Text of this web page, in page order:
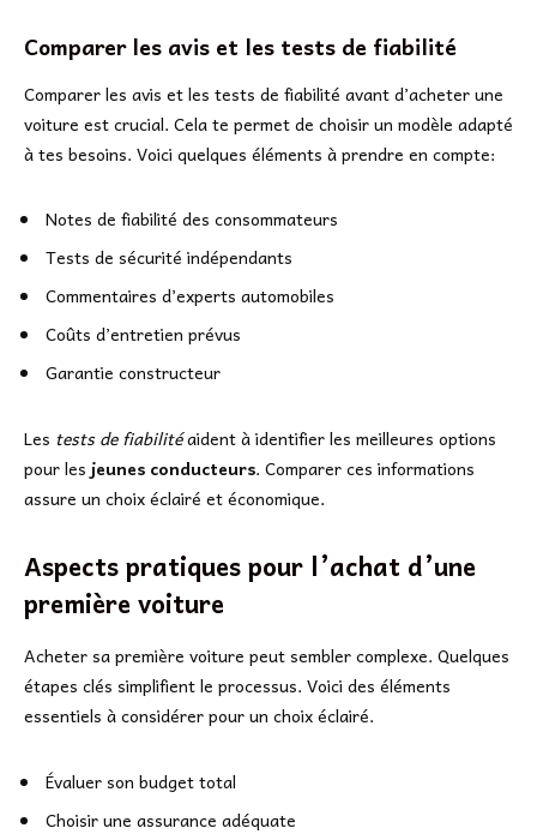
Comparer les avis et les tests de fiabilité
Comparer les avis et les tests de fiabilité avant d’acheter une
voiture est crucial. Cela te permet de choisir un modèle adapté
à tes besoins. Voici quelques éléments à prendre en compte:
Notes de fiabilité des consommateurs
Tests de sécurité indépendants
Commentaires d’experts automobiles
Coûts d’entretien prévus
Garantie constructeur
Les tests de fiabilitéaident à identifier les meilleures options
pour les jeunes conducteurs. Comparer ces informations
assure un choix éclairé et économique.
Aspects pratiques pour l’achat d’une
première voiture
Acheter sa première voiture peut sembler complexe. Quelques
étapes clés simplifient le processus. Voici des éléments
essentiels à considérer pour un choix éclairé.
Évaluer son budget total
Choisir une assurance adéquate